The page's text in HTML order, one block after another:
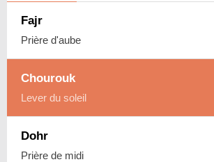
Fajr
Prière d'aube
Chourouk
Lever du soleil
Dohr
Prière de midi